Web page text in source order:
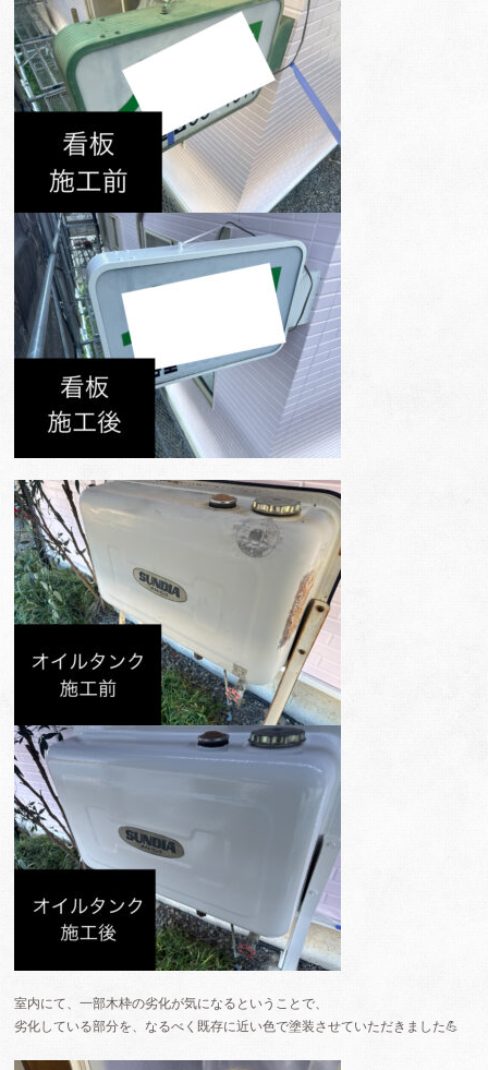
室内にて、一部木枠の劣化が気になるということで、
劣化している部分を、なるべく既存に近い色で塗装させていただきました💪